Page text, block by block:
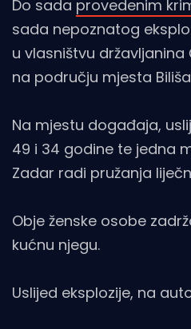
Do sada provedenim
sada nepoznatog
u vlasništvu
na području mjesta
Na mjestu događaja,
49 i 34 godine te jedna
Zadar radi pružanja
Obje ženske osobe
kućnu njegu.
Uslijed eksplozije, na